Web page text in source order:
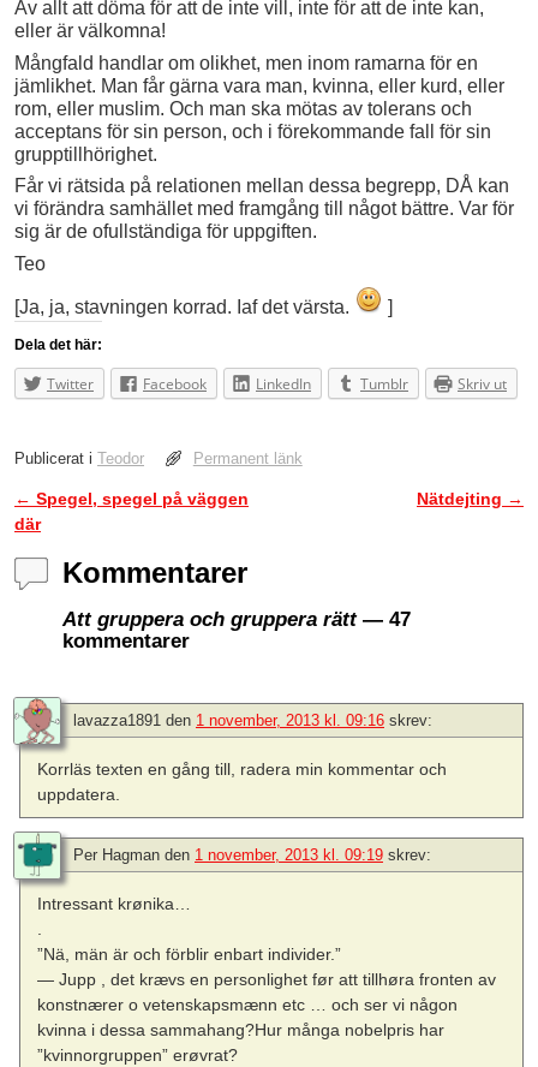
Av allt att döma för att de inte vill, inte för att de inte kan,
eller är välkomna!
Mångfald handlar om olikhet, men inom ramarna för en
jämlikhet. Man får gärna vara man, kvinna, eller kurd, eller
rom, eller muslim. Och man ska mötas av tolerans och
acceptans för sin person, och i förekommande fall för sin
grupptillhörighet.
Får vi rätsida på relationen mellan dessa begrepp, DÅ kan
vi förändra samhället med framgång till något bättre. Var för
sig är de ofullständiga för uppgiften.
Teo
[Ja, ja, stavningen korrad. Iaf det värsta. ]
Dela det här:
Twitter Facebook LinkedIn Tumblr Skriv ut
Publicerat i Teodor Permanent länk
Inläggsnavigering
← Spegel, spegel på väggen
där
Nätdejting →
Kommentarer
Att gruppera och gruppera rätt— 47
kommentarer
lavazza1891 den 1 november, 2013 kl. 09:16 skrev:
Korrläs texten en gång till, radera min kommentar och
uppdatera.
Per Hagman den 1 november, 2013 kl. 09:19 skrev:
Intressant krønika…
”Nä, män är och förblir enbart individer.”
— Jupp , det krævs en personlighet før att tillhøra fronten av
konstnærer o vetenskapsmænn etc … och ser vi någon
kvinna i dessa sammahang?Hur många nobelpris har
”kvinnorgruppen” erøvrat?